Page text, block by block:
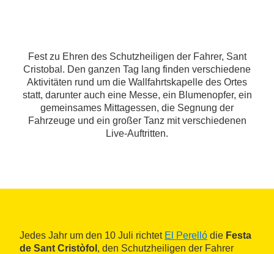
Fest zu Ehren des Schutzheiligen der Fahrer, Sant
Cristobal. Den ganzen Tag lang finden verschiedene
Aktivitäten rund um die Wallfahrtskapelle des Ortes
statt, darunter auch eine Messe, ein Blumenopfer, ein
gemeinsames Mittagessen, die Segnung der
Fahrzeuge und ein großer Tanz mit verschiedenen
Live-Auftritten.
Jedes Jahr um den 10 Juli richtet El Perelló die Festa
de Sant Cristòfol , den Schutzheiligen der Fahrer